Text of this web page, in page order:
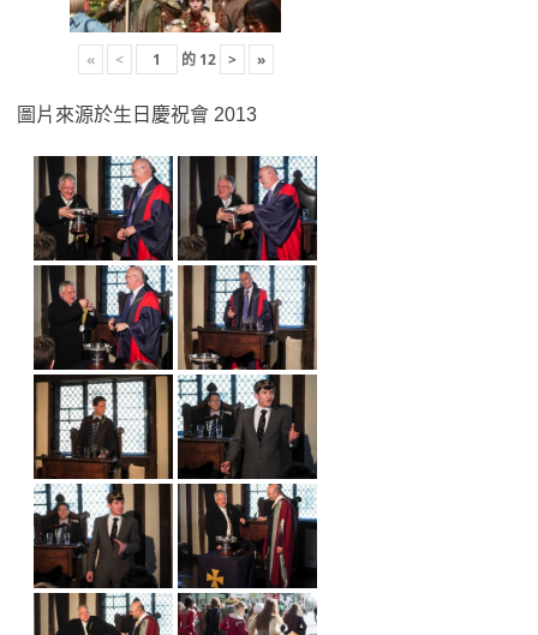
« < 的 12 > »
圖片來源於生日慶祝會 2013